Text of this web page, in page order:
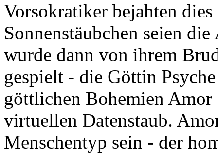
Vorsokratiker bejahten
Sonnenstäubchen seien
wurde dann von ihrem
gespielt - die Göttin
göttlichen Bohemien
virtuellen Datenstaub.
Menschentyp sein - der